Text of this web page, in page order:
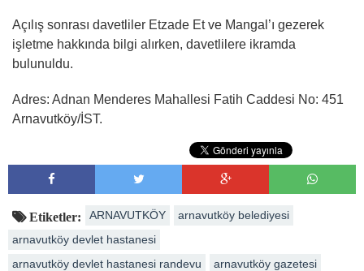
Açılış sonrası davetliler Etzade Et ve Mangal’ı gezerek
işletme hakkında bilgi alırken, davetlilere ikramda
bulunuldu.
Adres: Adnan Menderes Mahallesi Fatih Caddesi No: 451
Arnavutköy/İST.
Etiketler: ARNAVUTKÖY
arnavutköy belediyesi
arnavutköy devlet hastanesi
arnavutköy devlet hastanesi randevu
arnavutköy gazetesi